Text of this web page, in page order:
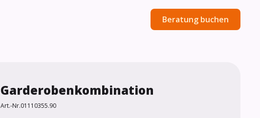
Beratung buchen
Garderobenkombination
Art.-Nr.01110355.90